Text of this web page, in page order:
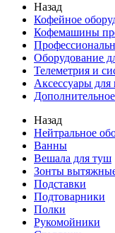
Назад
Кофейное
Кофемашины
Оборудование
Телеметрия и
Аксессуары
Назад
Нейтральное
Ванны
Вешала для туш
Зонты
Подставки
Подтоварники
Полки
Рукомойники